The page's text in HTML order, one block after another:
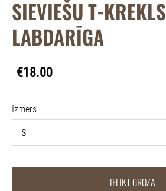
SIEVIEŠU T-KREKLS
LABDARĪGA
€18.00
Izmērs
IELIKT GROZĀ